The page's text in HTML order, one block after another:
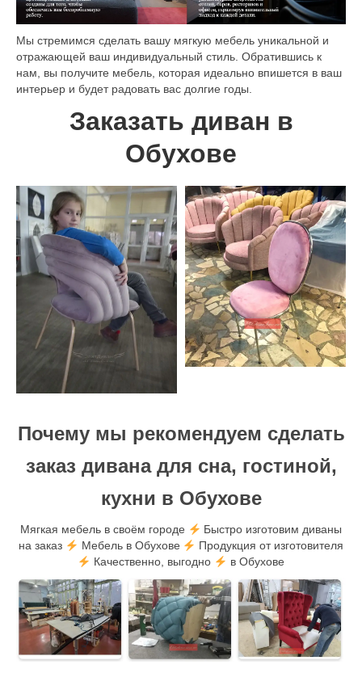
Мы стремимся сделать вашу мягкую мебель уникальной и
отражающей ваш индивидуальный стиль. Обратившись к
нам, вы получите мебель, которая идеально впишется в ваш
интерьер и будет радовать вас долгие годы.
Заказать диван в
Обухове
Почему мы рекомендуем сделать
заказ дивана для сна, гостиной,
кухни в Обухове
Мягкая мебель в своём городе
Быстро изготовим диваны
на заказ
Мебель в Обухове
Продукция от изготовителя
Качественно, выгодно
в Обухове